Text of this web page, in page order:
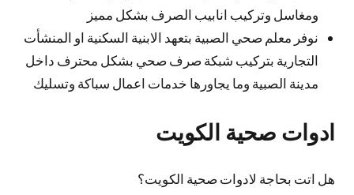
ومغاسل وتركيب انابيب الصرف بشكل مميز
نوفر معلم صحي الصبية بتعهد الابنية السكنية او المنشأت
التجارية بتركيب شبكة صرف صحي بشكل محترف داخل
مدينة الصبية وما يجاورها خدمات اعمال سباكة وتسليك
ادوات صحية الكويت
هل اتت بحاجة لادوات صحية الكويت؟